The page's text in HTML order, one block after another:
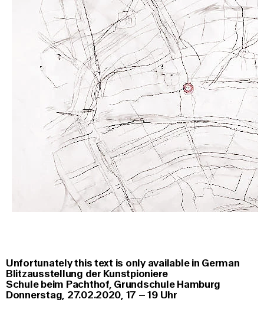
Unfortunately this text is only available in German
Blitzausstellung der Kunstpioniere
Schule beim Pachthof, Grundschule Hamburg
Donnerstag, 27.02.2020, 17 – 19 Uhr